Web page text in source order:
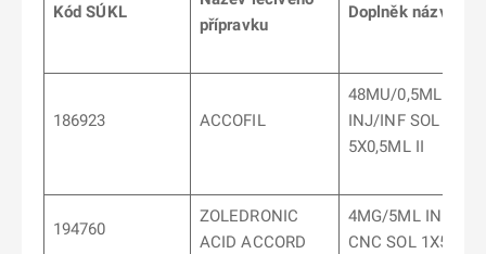
Kód SÚKL
přípravku
Doplněk názvu
186923 ACCOFIL
48MU/0,5ML
INJ/INF SOL
5X0,5ML II
194760
ZOLEDRONIC
ACID ACCORD
4MG/5ML INF
CNC SOL 1X5ML